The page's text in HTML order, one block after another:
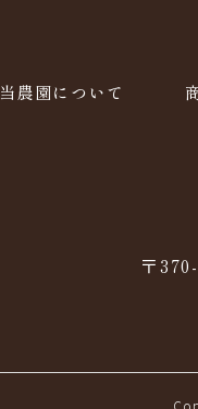
当農園について
〒